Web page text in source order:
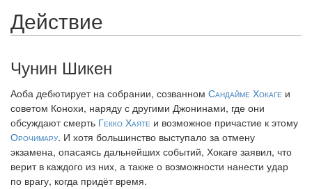
Действие
Чунин Шикен
Аоба дебютирует на собрании, созванном Сандайме Хокаге и
советом Конохи, наряду с другими Джонинами, где они
обсуждают смерть Гекко Хаяте и возможное причастие к этому
Орочимару. И хотя большинство выступало за отмену
экзамена, опасаясь дальнейших событий, Хокаге заявил, что
верит в каждого из них, а также о возможности нанести удар
по врагу, когда придёт время.